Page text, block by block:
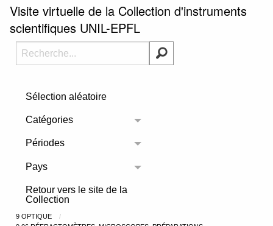
Visite virtuelle de la Collection d'instruments
scientifiques UNIL-EPFL
Sélection aléatoire
Catégories
Toggle menu
Périodes
Toggle menu
Pays
Toggle menu
Retour vers le site de la
Collection
9 OPTIQUE